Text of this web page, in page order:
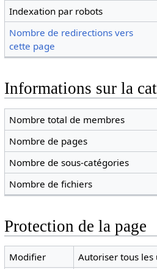
Indexation par robots
Nombre de redirections vers
cette page
Informations sur la
Nombre total de membres
Nombre de pages
Nombre de sous-catégories
Nombre de fichiers
Protection de la page
Modifier
Autoriser tous